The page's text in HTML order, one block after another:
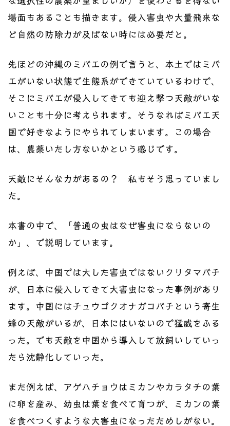
場面もあることも描きます。侵入害虫や大量飛来な
ど自然の防除力が及ばない時には必要だと。
先ほどの沖縄のミバエの例で言うと、本土ではミバ
エがいない状態で生態系ができていているわけで、
そこにミバエが侵入してきても迎え撃つ天敵がいな
いことも十分に考えられます。そうなればミバエ天
国で好きなようにやられてしまいます。この場合
は、農薬いたし方ないかという感じです。
天敵にそんな力があるの？ 私もそう思っていまし
た。
本書の中で、「普通の虫はなぜ害虫にならないの
か」、で説明しています。
例えば、中国では大した害虫ではないクリタマバチ
が、日本に侵入してきて大害虫になった事例があり
ます。中国にはチュウゴクオナガコバチという寄生
蜂の天敵がいるが、日本にはいないので猛威をふる
った。でも天敵を中国から導入して放飼いしていっ
たら沈静化していった。
また例えば、アゲハチョウはミカンやカラタチの葉
に卵を産み、幼虫は葉を食べて育つが、ミカンの葉
を食べつくすような大害虫になったためしがない。